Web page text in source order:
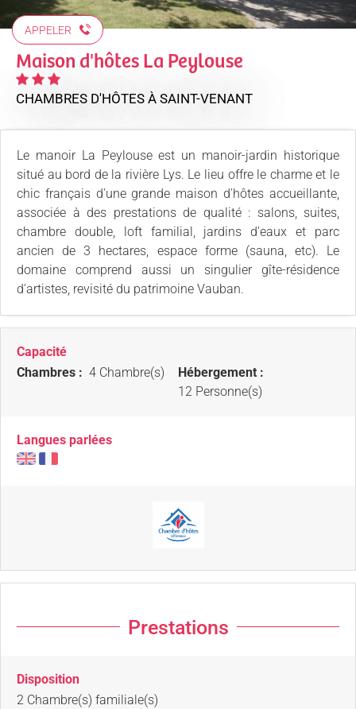
APPELER
Maison d'hôtes La Peylouse
CHAMBRES D'HÔTES À SAINT-VENANT
Le manoir La Peylouse est un manoir-jardin historique
situé au bord de la rivière Lys. Le lieu offre le charme et le
chic français d'une grande maison d'hôtes accueillante,
associée à des prestations de qualité : salons, suites,
chambre double, loft familial, jardins d'eaux et parc
ancien de 3 hectares, espace forme (sauna, etc). Le
domaine comprend aussi un singulier gîte-résidence
d'artistes, revisité du patrimoine Vauban.
Capacité
Chambres : 4 Chambre(s)
Hébergement :
12 Personne(s)
Langues parlées
Prestations
Disposition
2 Chambre(s) familiale(s)